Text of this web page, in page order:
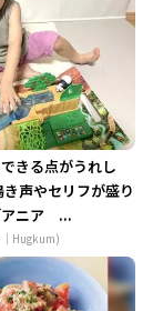
きる点がうれし
声やセリフが盛り
アニア ...
Hugkum)